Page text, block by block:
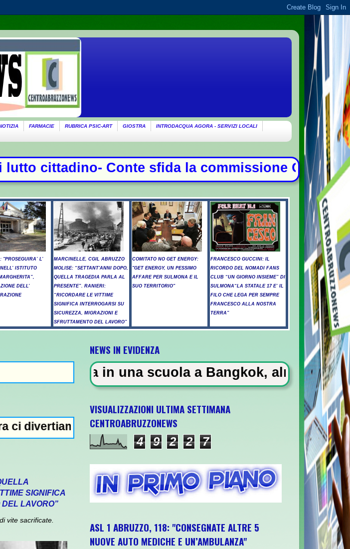
FARMACIE RUBRICA PSIC-ART GIOSTRA
INTRODACQUA AGORA - SERVIZI LOCALI
sfida la commissione Covid, duello con
"PROSEGUIRA’ L’
ISTITUTO
DELL’
MARCINELLE, CGIL ABRUZZO
MOLISE: “SETTANT'ANNI DOPO,
QUELLA TRAGEDIA PARLA AL
PRESENTE”. RANIERI:
“RICORDARE LE VITTIME
SIGNIFICA INTERROGARSI SU
SICUREZZA, MIGRAZIONI E
SFRUTTAMENTO DEL LAVORO”
COMITATO NO GET ENERGY:
"GET ENERGY, UN PESSIMO
AFFARE PER SULMONA E IL
SUO TERRITORIO"
FRANCESCO GUCCINI: IL
RICORDO DEL NOMADI FANS
CLUB “UN GIORNO INSIEME” DI
SULMONA“LA STATALE 17 E’ IL
FILO CHE LEGA PER SEMPRE
FRANCESCO ALLA NOSTRA
TERRA”
in staffetta"- L'Italia U21 il 5 ottobre a Pescara l'ultima gara
SIGNIFICA
LAVORO”
vite sacrificate.
NEWS IN EVIDENZA
in una scuola a Bangkok, almeno 6 morti
VISUALIZZAZIONI ULTIMA SETTIMANA
CENTROABRUZZONEWS
4 9 2 2 7
ASL 1 ABRUZZO, 118: "CONSEGNATE ALTRE 5
NUOVE AUTO MEDICHE E UN’AMBULANZA"